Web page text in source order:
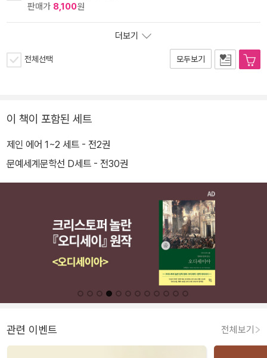
판매가 8,100원
더보기
전체선택 모두보기
이 책이 포함된 세트
제인 에어 1~2 세트 - 전2권
문예세계문학선 D세트 - 전30권
관련 이벤트 전체보기